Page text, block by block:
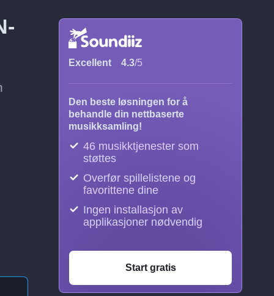
Excellent 4.3/5
Den beste løsningen for å
behandle din nettbaserte
musikksamling!
46 musikktjenester som
støttes
Overfør spillelistene og
favorittene dine
Ingen installasjon av
applikasjoner nødvendig
Start gratis